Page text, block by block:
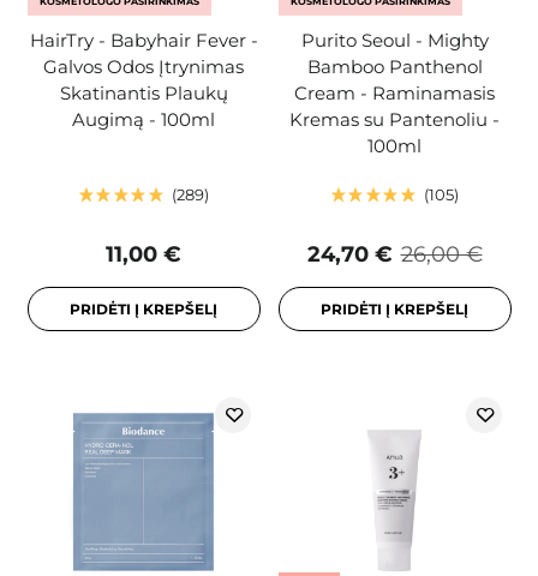
HairTry - Babyhair Fever -
Galvos Odos Įtrynimas
Skatinantis Plaukų
Augimą - 100ml
289
11,00 €
PRIDĖTI Į KREPŠELĮ
Purito Seoul - Mighty
Bamboo Panthenol
Cream - Raminamasis
Kremas su Pantenoliu -
100ml
105
26,00 €
24,70 €
PRIDĖTI Į KREPŠELĮ